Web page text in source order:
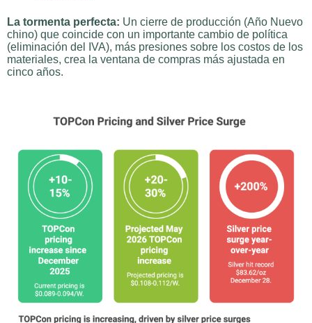
La tormenta perfecta: Un cierre de producción (Año Nuevo
chino) que coincide con un importante cambio de política
(eliminación del IVA), más presiones sobre los costos de los
materiales, crea la ventana de compras más ajustada en
cinco años.